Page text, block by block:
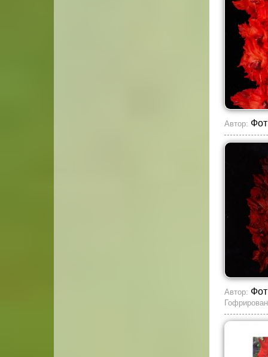
Автор:
Автор: